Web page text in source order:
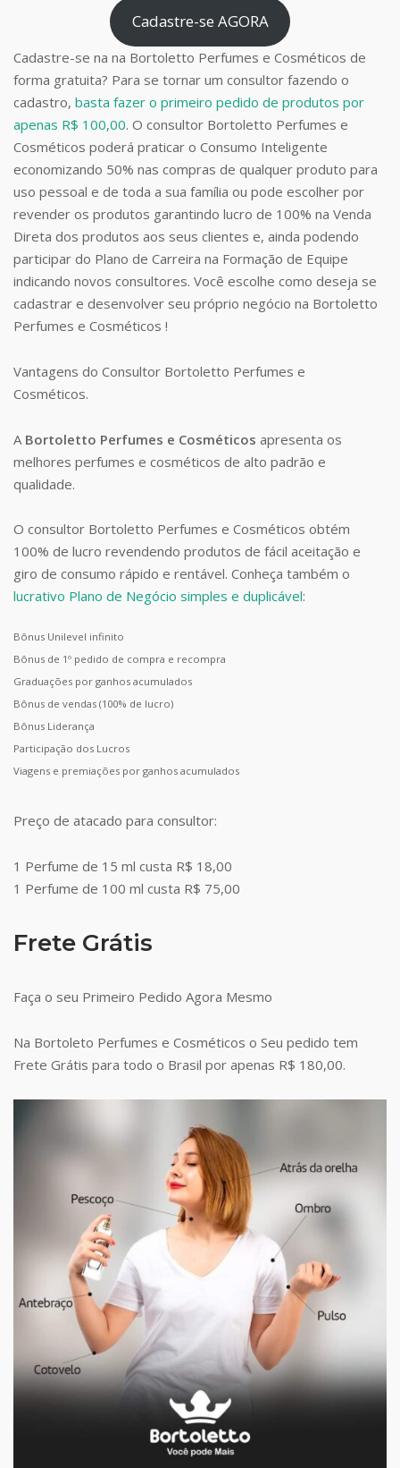
Cadastre-se AGORA
Cadastre-se na na Bortoletto Perfumes e Cosméticos de
forma gratuita? Para se tornar um consultor fazendo o
cadastro, basta fazer o primeiro pedido de produtos por
apenas R$ 100,00. O consultor Bortoletto Perfumes e
Cosméticos poderá praticar o Consumo Inteligente
economizando 50% nas compras de qualquer produto para
uso pessoal e de toda a sua família ou pode escolher por
revender os produtos garantindo lucro de 100% na Venda
Direta dos produtos aos seus clientes e, ainda podendo
participar do Plano de Carreira na Formação de Equipe
indicando novos consultores. Você escolhe como deseja se
cadastrar e desenvolver seu próprio negócio na Bortoletto
Perfumes e Cosméticos !
Vantagens do Consultor Bortoletto Perfumes e
Cosméticos.
A Bortoletto Perfumes e Cosméticos apresenta os
melhores perfumes e cosméticos de alto padrão e
qualidade.
O consultor Bortoletto Perfumes e Cosméticos obtém
100% de lucro revendendo produtos de fácil aceitação e
giro de consumo rápido e rentável. Conheça também o
lucrativo Plano de Negócio simples e duplicável:
Bônus Unilevel infinito
Bônus de 1º pedido de compra e recompra
Graduações por ganhos acumulados
Bônus de vendas (100% de lucro)
Bônus Liderança
Participação dos Lucros
Viagens e premiações por ganhos acumulados
Preço de atacado para consultor:
1 Perfume de 15 ml custa R$ 18,00
1 Perfume de 100 ml custa R$ 75,00
Frete Grátis
Faça o seu Primeiro Pedido Agora Mesmo
Na Bortoleto Perfumes e Cosméticos o Seu pedido tem
Frete Grátis para todo o Brasil por apenas R$ 180,00.